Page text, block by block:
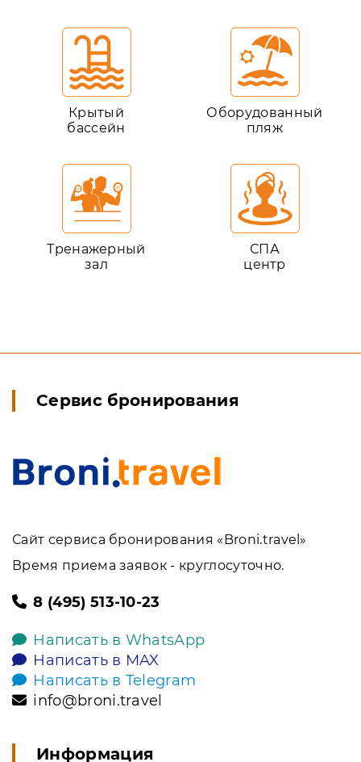
Крытый
бассейн
Оборудованный
пляж
Тренажерный
зал
СПА
центр
Сервис бронирования
Сайт сервиса бронирования «Broni.travel»
Время приема заявок - круглосуточно.
8 (495) 513-10-23
Написать в WhatsApp
Написать в MAX
Написать в Telegram
info@broni.travel
Информация